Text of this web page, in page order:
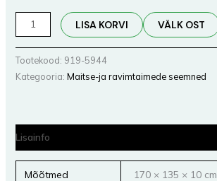
LISA KORVI VÄLK OST
Tootekood: 919-5944
Kategooria: Maitse-ja ravimtaimede seemned
Lisainfo
Mõõtmed 170 × 135 × 10 cm